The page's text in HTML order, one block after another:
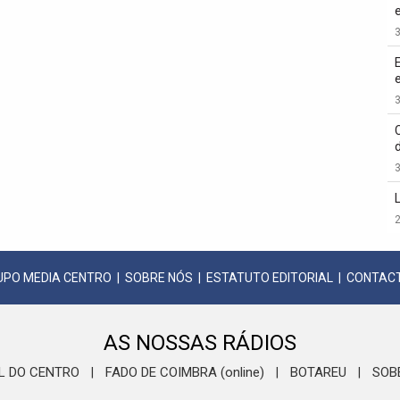
MEDIA CENTRO SOBRE NÓS ESTATUTO EDITORIAL
AS NOSSAS RÁDIOS
DO CENTRO FADO DE COIMBRA (online) BOTAREU